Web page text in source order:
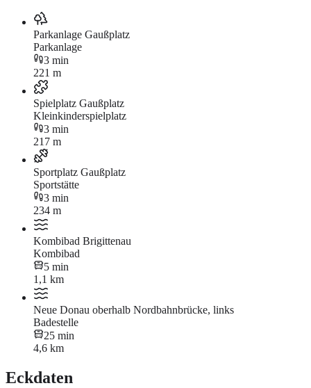
Parkanlage Gaußplatz
Parkanlage
3 min
221 m
Spielplatz Gaußplatz
Kleinkinderspielplatz
3 min
217 m
Sportplatz Gaußplatz
Sportstätte
3 min
234 m
Kombibad Brigittenau
Kombibad
5 min
1,1 km
Neue Donau oberhalb Nordbahnbrücke, links
Badestelle
25 min
4,6 km
Eckdaten